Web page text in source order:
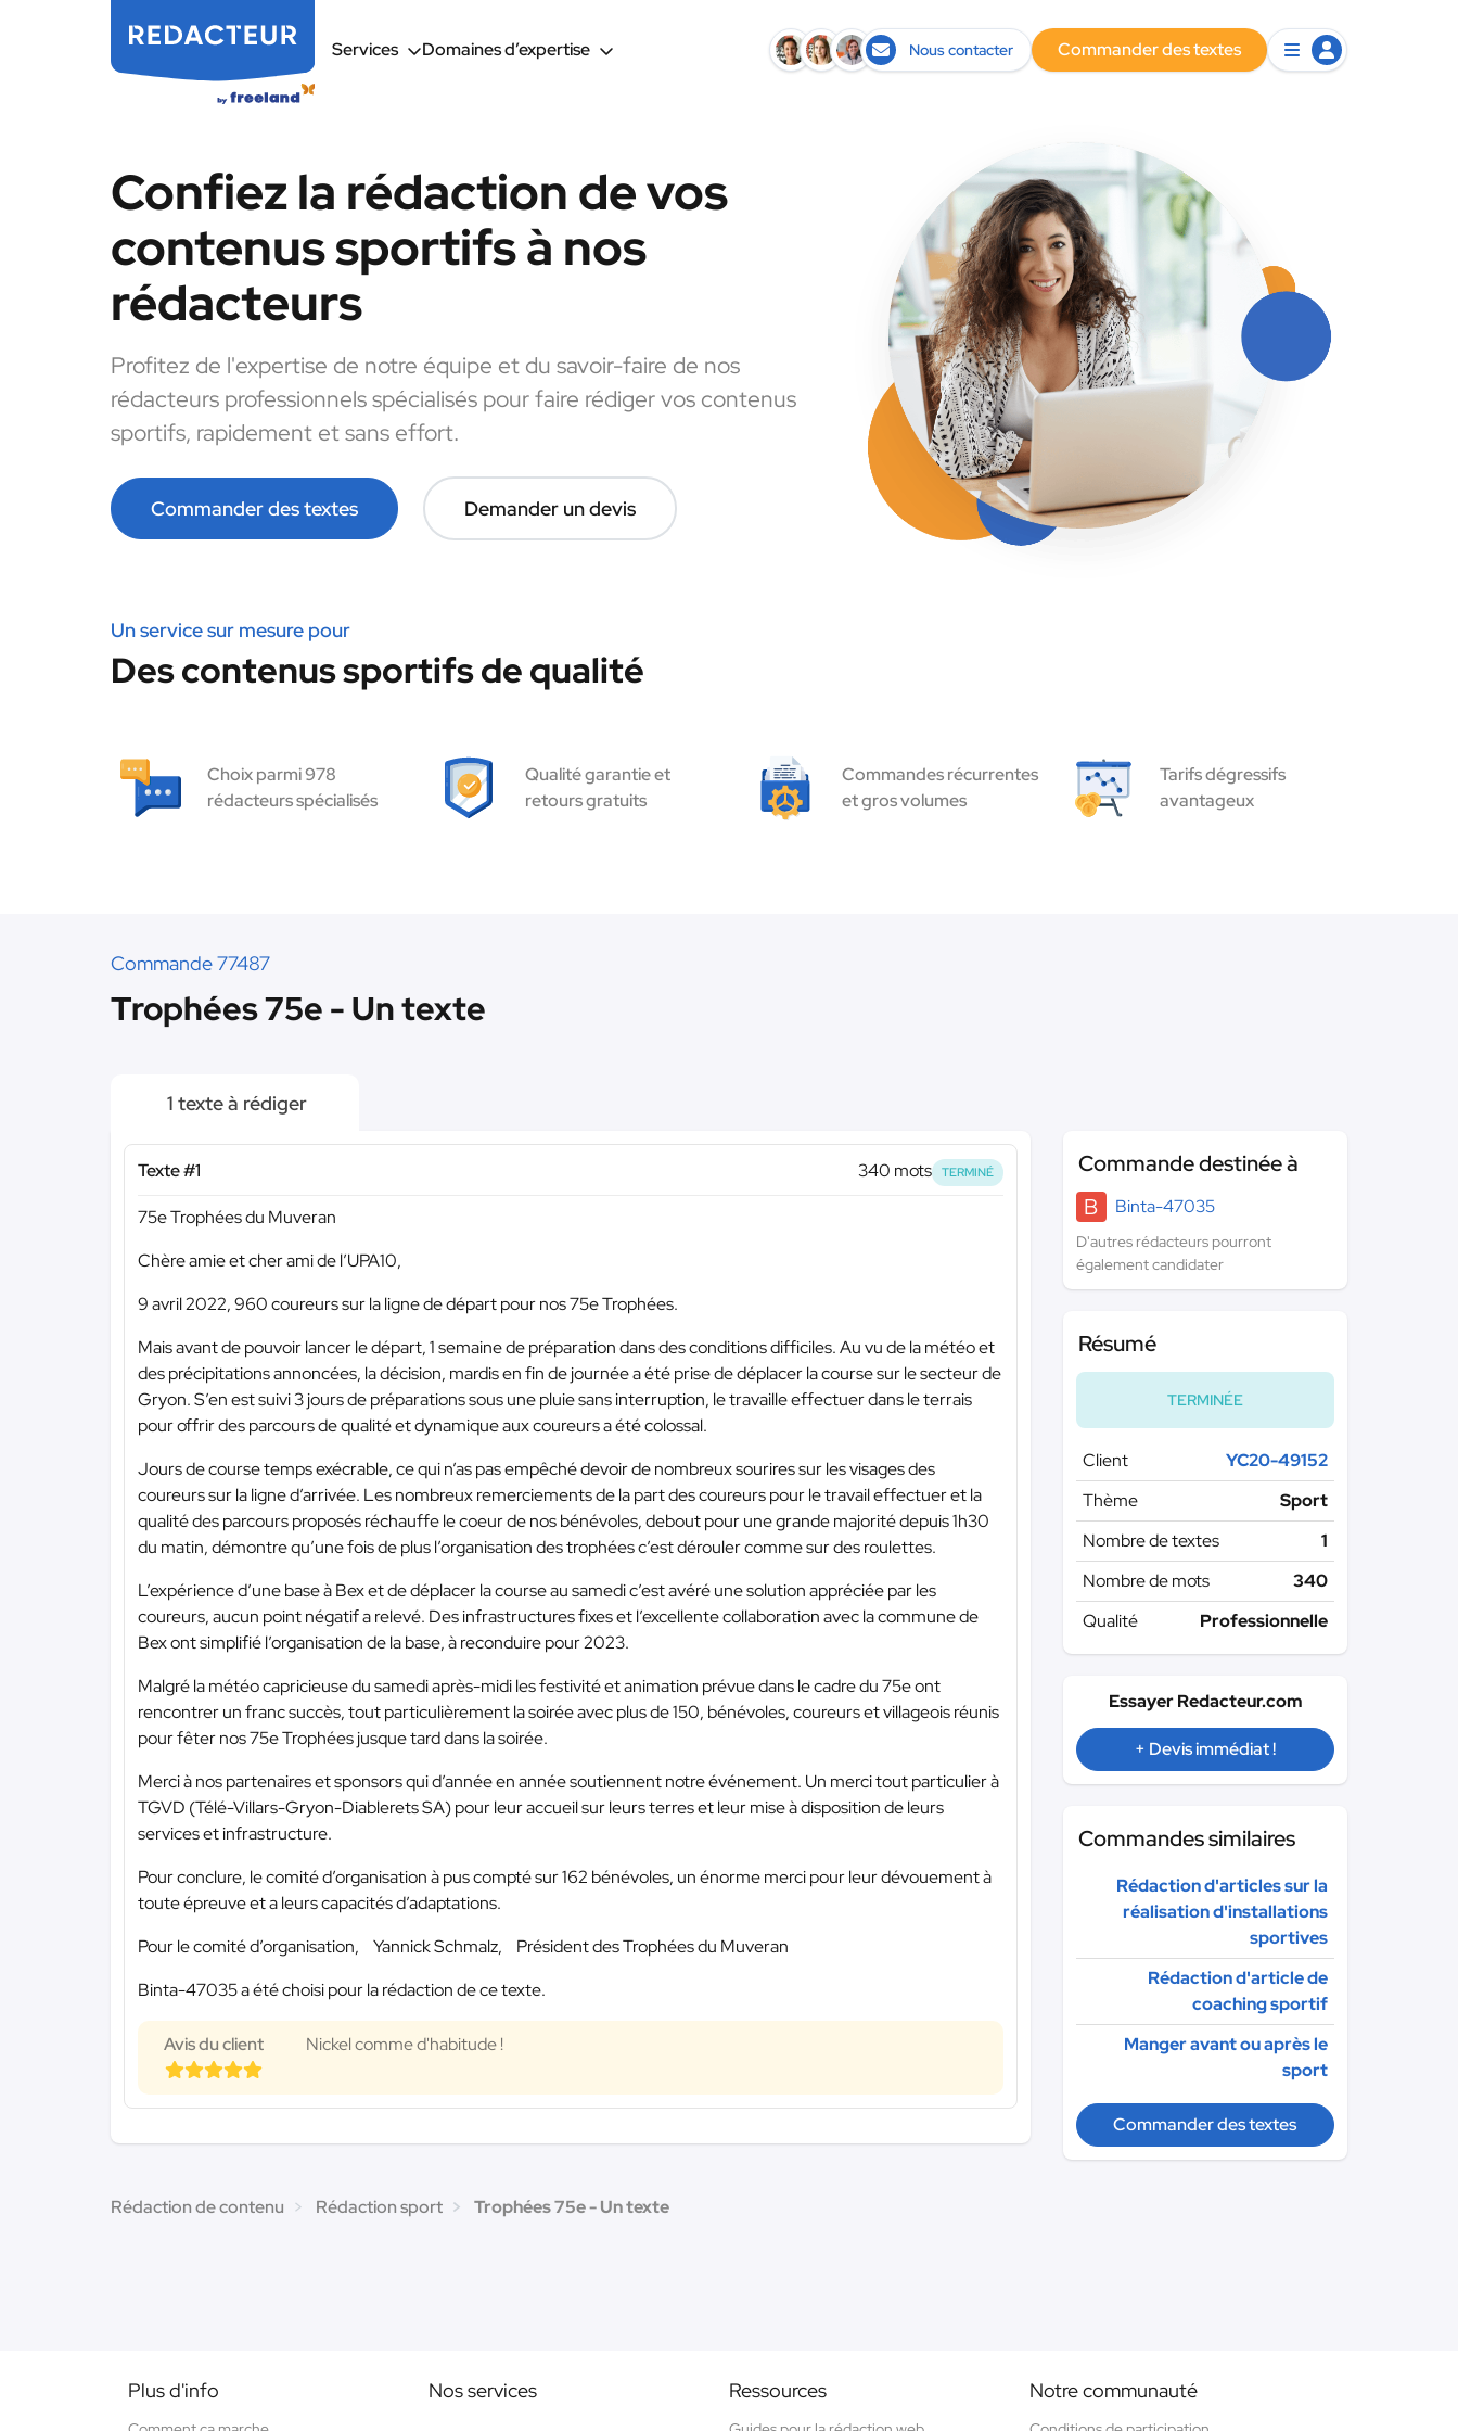
Services Domaines d’expertise Nous contacter Commander des textes
Confiez la rédaction de vos
contenus sportifs à nos
rédacteurs
Profitez de l'expertise de notre équipe et du savoir-faire de nos
rédacteurs professionnels spécialisés pour faire rédiger vos contenus
sportifs, rapidement et sans effort.
Commander des textes Demander un devis
Un service sur mesure pour
Des contenus sportifs de qualité
Choix parmi 978
rédacteurs spécialisés
Qualité garantie et
retours gratuits
Commandes récurrentes
et gros volumes
Tarifs dégressifs
avantageux
Commande 77487
Trophées 75e - Un texte
1 texte à rédiger
Texte #1 340 mots TERMINÉ
75e Trophées du Muveran
Chère amie et cher ami de l’UPA10,
9 avril 2022, 960 coureurs sur la ligne de départ pour nos 75e Trophées.
Mais avant de pouvoir lancer le départ, 1 semaine de préparation dans des conditions difficiles. Au vu de la météo et
des précipitations annoncées, la décision, mardis en fin de journée a été prise de déplacer la course sur le secteur de
Gryon. S’en est suivi 3 jours de préparations sous une pluie sans interruption, le travaille effectuer dans le terrais
pour offrir des parcours de qualité et dynamique aux coureurs a été colossal.
Jours de course temps exécrable, ce qui n’as pas empêché devoir de nombreux sourires sur les visages des
coureurs sur la ligne d’arrivée. Les nombreux remerciements de la part des coureurs pour le travail effectuer et la
qualité des parcours proposés réchauffe le coeur de nos bénévoles, debout pour une grande majorité depuis 1h30
du matin, démontre qu’une fois de plus l’organisation des trophées c’est dérouler comme sur des roulettes.
L’expérience d’une base à Bex et de déplacer la course au samedi c’est avéré une solution appréciée par les
coureurs, aucun point négatif a relevé. Des infrastructures fixes et l’excellente collaboration avec la commune de
Bex ont simplifié l’organisation de la base, à reconduire pour 2023.
Malgré la météo capricieuse du samedi après-midi les festivité et animation prévue dans le cadre du 75e ont
rencontrer un franc succès, tout particulièrement la soirée avec plus de 150, bénévoles, coureurs et villageois réunis
pour fêter nos 75e Trophées jusque tard dans la soirée.
Merci à nos partenaires et sponsors qui d’année en année soutiennent notre événement. Un merci tout particulier à
TGVD (Télé-Villars-Gryon-Diablerets SA) pour leur accueil sur leurs terres et leur mise à disposition de leurs
services et infrastructure.
Pour conclure, le comité d’organisation à pus compté sur 162 bénévoles, un énorme merci pour leur dévouement à
toute épreuve et a leurs capacités d’adaptations.
Pour le comité d’organisation, Yannick Schmalz, Président des Trophées du Muveran
Binta-47035 a été choisi pour la rédaction de ce texte.
Avis du client Nickel comme d'habitude !
Commande destinée à
B
Binta-47035
D'autres rédacteurs pourront
également candidater
Résumé
TERMINÉE
Client
YC20-49152
Thème
Sport
Nombre de textes
1
Nombre de mots
340
Qualité
Professionnelle
Essayer Redacteur.com
+ Devis immédiat !
Commandes similaires
Rédaction d'articles sur la
réalisation d'installations
sportives
Rédaction d'article de
coaching sportif
Manger avant ou après le
sport
Commander des textes
Rédaction de contenu Rédaction sport Trophées 75e - Un texte
Plus d'info Nos services Ressources Notre communauté